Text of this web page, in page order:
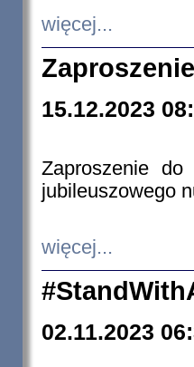
więcej...
15.12.2023
Zaproszenie do
jubileuszowego
więcej...
02.11.2023